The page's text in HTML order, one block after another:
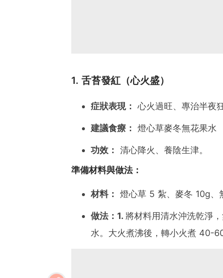
1. 舌苔發紅（心火盛）
症狀表現： 心火過旺、專治半夜
建議食療： 燈心草麥冬無花果水
功效：
清心降火、養陰生津。
準備材料與做法：
材料： 燈心草 5 紮、麥冬 10g、
做法：1. 將材料用清水沖洗乾淨
水。大火煮沸後，轉小火煮 40-